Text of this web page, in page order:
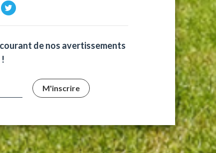
de nos avertissements
M'inscrire